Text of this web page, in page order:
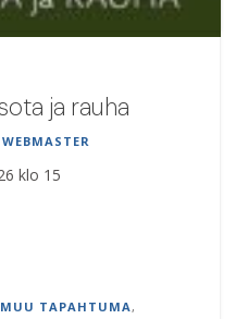
ja rauha
WEBMASTER
klo 15
MUU TAPAHTUMA ,